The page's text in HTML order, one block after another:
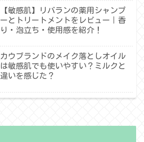
【敏感肌】リバランの薬用シャンプ
ーとトリートメントをレビュー｜香
り・泡立ち・使用感を紹介！
カウブランドのメイク落としオイル
は敏感肌でも使いやすい？ミルクと
違いを感じた？